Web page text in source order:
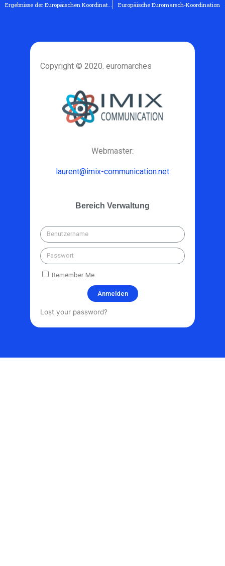
Europäische Euromarsch-Koordination
Copyright © 2020. euromarches
Webmaster:
laurent@imix-communication.net
Bereich Verwaltung
Remember Me
Anmelden
Lost your password?